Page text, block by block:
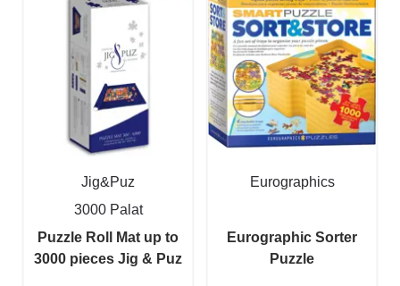
Jig&Puz
3000 Palat
Puzzle Roll Mat up to
3000 pieces Jig & Puz
Eurographics
Eurographic Sorter
Puzzle